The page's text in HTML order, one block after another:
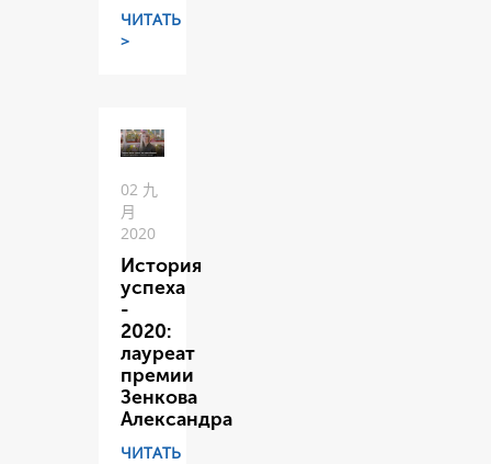
ЧИТАТЬ
>
02 九
月
2020
История
успеха
-
2020:
лауреат
премии
Зенкова
Александра
ЧИТАТЬ